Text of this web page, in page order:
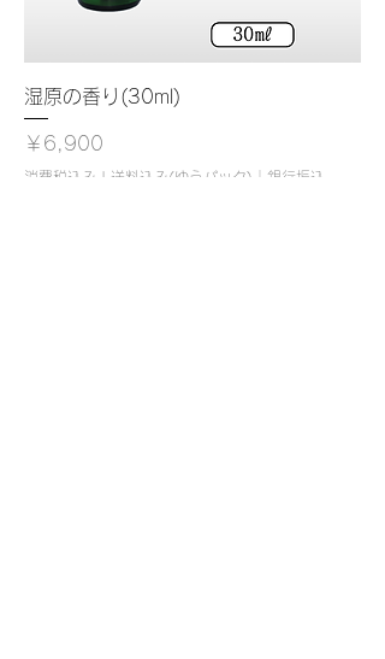
湿原の香り(30ml)
価格
￥6,900
消費税込み | 送料込み(ゆうパック)｜銀行振込